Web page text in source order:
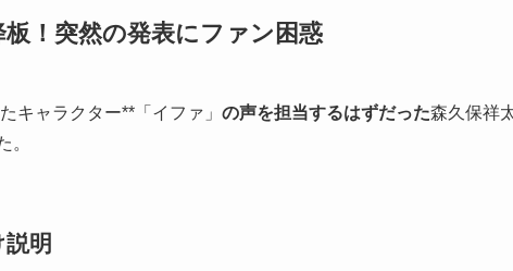
！突然の発表にファン困惑
キャラクター**「イファ」 の声を担当するはずだった森久保祥
。
明